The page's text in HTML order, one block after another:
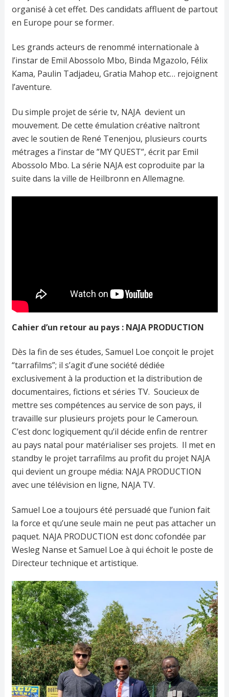
organisé à cet effet. Des candidats affluent de partout
en Europe pour se former.
Les grands acteurs de renommé internationale à
l’instar de Emil Abossolo Mbo, Binda Mgazolo, Félix
Kama, Paulin Tadjadeu, Gratia Mahop etc… rejoignent
l’aventure.
Du simple projet de série tv, NAJA devient un
mouvement. De cette émulation créative naîtront
avec le soutien de René Tenenjou, plusieurs courts
métrages a l’instar de ”MY QUEST”, écrit par Emil
Abossolo Mbo. La série NAJA est coproduite par la
suite dans la ville de Heilbronn en Allemagne.
Cahier d’un retour au pays : NAJA PRODUCTION
Dès la fin de ses études, Samuel Loe conçoit le projet
“tarrafilms”; il s’agit d’une société dédiée
exclusivement à la production et la distribution de
documentaires, fictions et séries TV. Soucieux de
mettre ses compétences au service de son pays, il
travaille sur plusieurs projets pour le Cameroun.
C’est donc logiquement qu’il décide enfin de rentrer
au pays natal pour matérialiser ses projets. Il met en
standby le projet tarrafilms au profit du projet NAJA
qui devient un groupe média: NAJA PRODUCTION
avec une télévision en ligne, NAJA TV.
Samuel Loe a toujours été persuadé que l’union fait
la force et qu’une seule main ne peut pas attacher un
paquet. NAJA PRODUCTION est donc cofondée par
Wesleg Nanse et Samuel Loe à qui échoit le poste de
Directeur technique et artistique.